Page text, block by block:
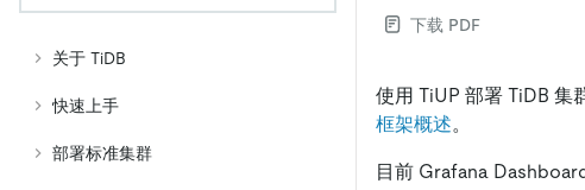
关于 TiDB
快速上手
部署标准集群
下载 PDF
使用 TiUP 部署 TiDB 集
框架概述。
目前 Grafana